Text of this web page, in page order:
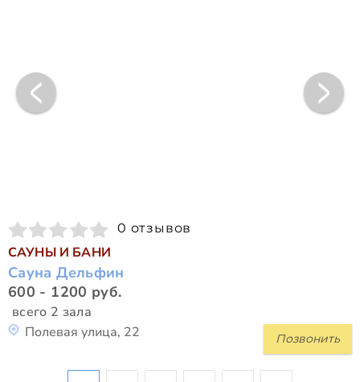
0 отзывов
САУНЫ И БАНИ
Сауна Дельфин
600 - 1200 руб.
всего 2 зала
Позвонить
Полевая улица, 22